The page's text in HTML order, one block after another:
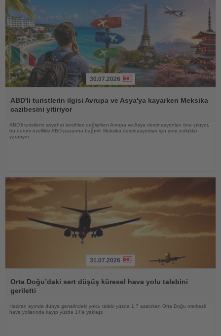
Oku
30.07.2026
ABD'li turistlerin ilgisi Avrupa ve Asya'ya kayarken Meksika
cazibesini yitiriyor
ABD'li turistlerin seyahat tercihleri değişirken Avrupa ve Asya destinasyonları öne çıkıyor,
bu durum özellikle ABD pazarına bağımlı Meksika destinasyonları için yeni zorluklar
yaratıyor
Oku
31.07.2026
Orta Doğu’daki sert düşüş küresel hava yolu talebini
geriletti
Haziran ayında dünya genelindeki yolcu talebi yüzde 1,7 azalırken Orta Doğu merkezli
hava yollarında kayıp yüzde 14’e yaklaştı